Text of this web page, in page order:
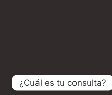
¿Cuál es tu consulta?